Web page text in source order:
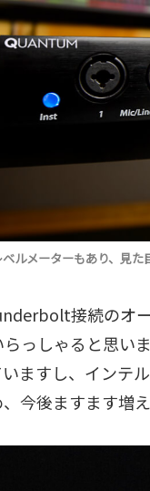
ルメーターもあり、見
接続のオ
らっしゃると思
いますし、インテ
今後ますます増え